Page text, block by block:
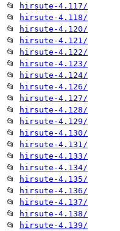
📂
hirsute-4.117/
📂
hirsute-4.118/
📂
hirsute-4.120/
📂
hirsute-4.121/
📂
hirsute-4.122/
📂
hirsute-4.123/
📂
hirsute-4.124/
📂
hirsute-4.126/
📂
hirsute-4.127/
📂
hirsute-4.128/
📂
hirsute-4.129/
📂
hirsute-4.130/
📂
hirsute-4.131/
📂
hirsute-4.133/
📂
hirsute-4.134/
📂
hirsute-4.135/
📂
hirsute-4.136/
📂
hirsute-4.137/
📂
hirsute-4.138/
📂
hirsute-4.139/